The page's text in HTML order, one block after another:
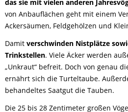
das sie mit vielen anderen
von Anbauflächen geht mit einem
Ackersäumen, Feldgehölzen und
Damit verschwinden Nistplätze
Trinkstellen. Viele Äcker werden
„Unkraut“ befreit. Doch von genau
ernährt sich die Turteltaube.
behandeltes Saatgut die Tauben.
Die 25 bis 28 Zentimeter großen